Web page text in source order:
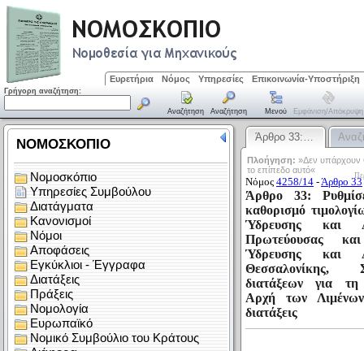
Ευρετήρια Νόμος Υπηρεσίες Επικοινωνία-Υποστήριξη
Γρήγορη αναζήτηση:
Αναζήτηση Αναζήτηση Μενού Εμφάνιση/απόκρυψη
Άρθρο 33:…